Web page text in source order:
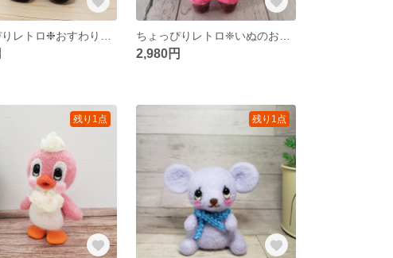
2,980円
残り1点 残り1点